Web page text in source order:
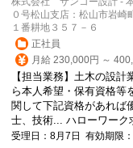
０号松山支店：松山市岩崎
１番耕地３５７－６
正社員
月給 230,000円 ～
【担当業務】土木の設
ら本人希望・保有資格
関して下記資格があれ
士、技術... ハローワーク
受理日：8月7日 有効期限